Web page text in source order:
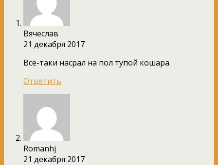
Вячеслав
21 декабря 2017
Всё-таки насрал на пол тупой кошара.
Ответить
Romanhj
21 декабря 2017